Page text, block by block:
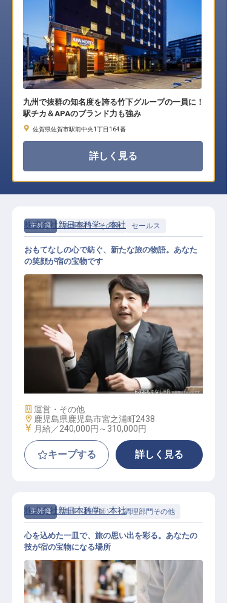
九州で抜群の知名度を誇る竹下グループの一員に！
駅チカ＆APAのブランド力も強み
佐賀県佐賀市駅前中央1丁目164番
詳しく見る
正社員 管理部門・その他 セールス
正社員 営業職 ホテル
株式会社新日本科学 本社
おもてなしの心で紡ぐ、新たな旅の物語。あなた
の笑顔が宿の宝物です
施設業態
運営・その他
勤務地
鹿児島県鹿児島市宮之浦町2438
給与
月給／240,000円～ 310,000円
キープする 詳しく見る
正社員 調理（調理師） 調理部門その他
株式会社新日本科学 本社
心を込めた一皿で、旅の思い出を彩る。あなたの
技が宿の宝物になる場所